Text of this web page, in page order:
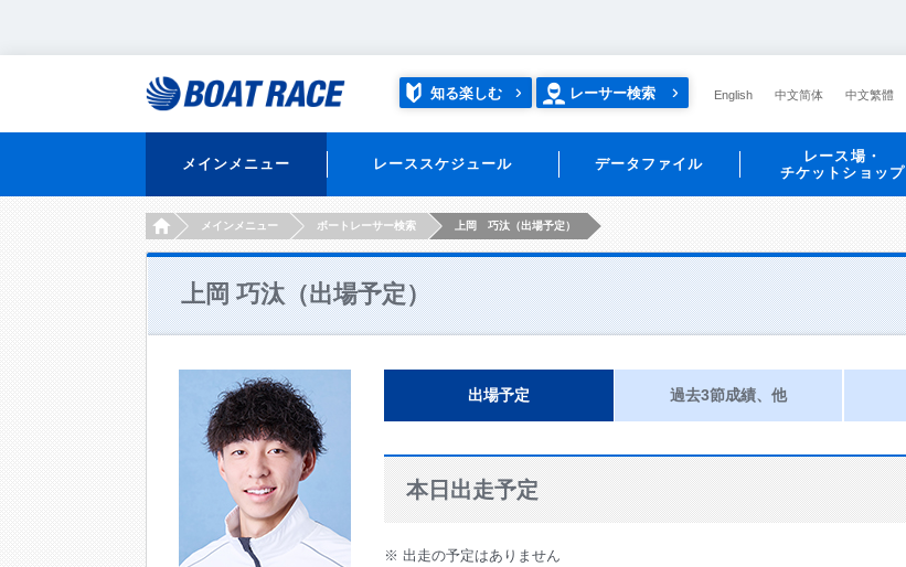
知る楽しむ レーサー検索 English 中文简体 中文繁體
メインメニュー レーススケジュール データファイル
レース場・
チケットショップ
HOMEメインメニュー ボートレーサー検索 上岡 巧汰（出場予定）
上岡 巧汰（出場予定）
出場予定 過去3節成績、他
本日出走予定
※ 出走の予定はありません